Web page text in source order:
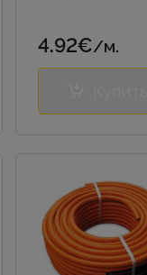
4.92€/м.